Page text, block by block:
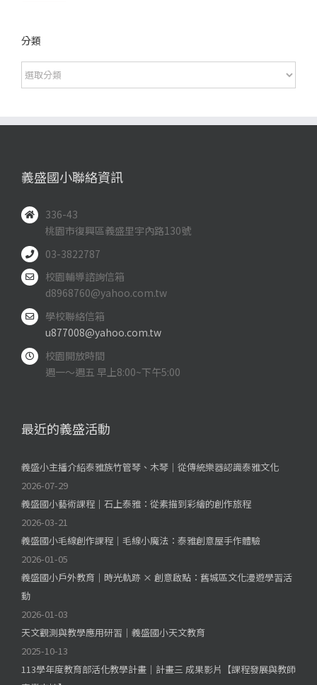
分類
分
類
義盛國小聯絡資訊
336-43
桃園市復興區義盛里宇內路130號
03-3822787
校園輔導諮詢信箱
d8968760@yahoo.com.tw
學校聯絡信箱
u877008@yahoo.com.tw
校園開放時間
週一～週五 早上8:00~下午5:00
最近的義盛活動
義盛小主播介紹泰雅族竹管琴、木琴｜從傳統樂器認識泰雅文化
2026-07-29
義盛國小藝術課程｜石上泰雅：從素描到彩繪的創作旅程
2026-03-21
義盛國小毛線創作課程｜毛線小魔法：泰雅創意屋手作體驗
2026-01-05
義盛國小戶外教育｜時光軌跡 × 創意啟點：舊城區文化漫遊學習活
動
2026-01-03
天文觀測與教學應用研習｜義盛國小天文教育
2025-10-13
113學年度教育部活化教學計畫｜計畫三 成果影片【課程發展與教師